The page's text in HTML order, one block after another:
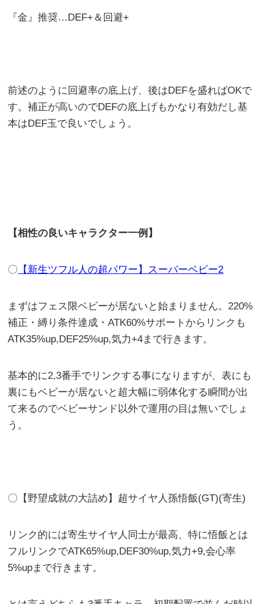
『金』推奨…DEF+＆回避+
前述のように回避率の底上げ、後はDEFを盛ればOKで
す。補正が高いのでDEFの底上げもかなり有効だし基
本はDEF玉で良いでしょう。
【相性の良いキャラクター一例】
〇 【新生ツフル人の超パワー】スーパーベビー2
まずはフェス限ベビーが居ないと始まりません。220%
補正・縛り条件達成・ATK60%サポートからリンクも
ATK35%up,DEF25%up,気力+4まで行きます。
基本的に2,3番手でリンクする事になりますが、表にも
裏にもベビーが居ないと超大幅に弱体化する瞬間が出
て来るのでベビーサンド以外で運用の目は無いでしょ
う。
〇【野望成就の大詰め】超サイヤ人孫悟飯(GT)(寄生)
リンク的には寄生サイヤ人同士が最高、特に悟飯とは
フルリンクでATK65%up,DEF30%up,気力+9,会心率
5%upまで行きます。